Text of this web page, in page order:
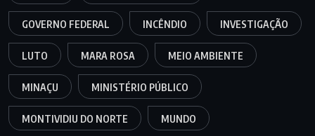
GOVERNO FEDERAL INCÊNDIO INVESTIGAÇÃO
LUTO MARA ROSA MEIO AMBIENTE
MINAÇU MINISTÉRIO PÚBLICO
MONTIVIDIU DO NORTE MUNDO